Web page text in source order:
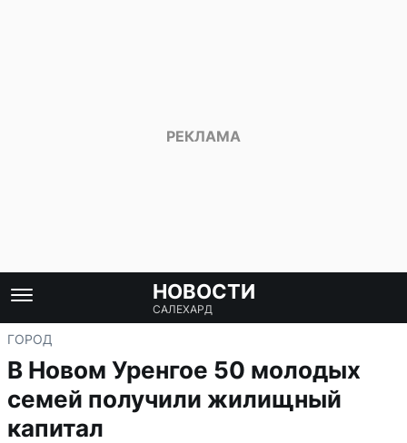
НОВОСТИ
САЛЕХАРД
ГОРОД
В Новом Уренгое 50 молодых
семей получили жилищный
капитал